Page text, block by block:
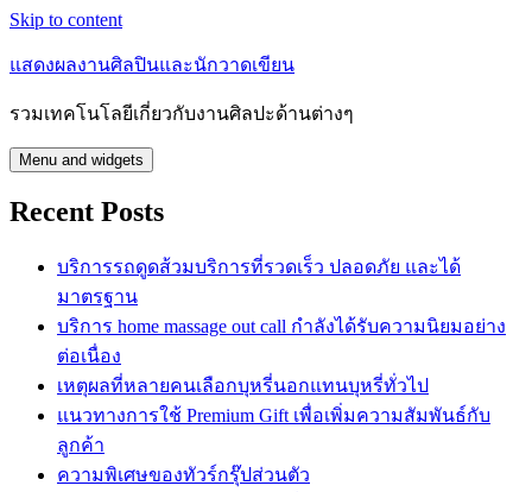
Skip to content
แสดงผลงานศิลปินและนักวาดเขียน
รวมเทคโนโลยีเกี่ยวกับงานศิลปะด้านต่างๆ
Menu and widgets
Recent Posts
บริการรถดูดส้วมบริการที่รวดเร็ว ปลอดภัย และได้
มาตรฐาน
บริการ home massage out call กำลังได้รับความนิยมอย่าง
ต่อเนื่อง
เหตุผลที่หลายคนเลือกบุหรี่นอกแทนบุหรี่ทั่วไป
แนวทางการใช้ Premium Gift เพื่อเพิ่มความสัมพันธ์กับ
ลูกค้า
ความพิเศษของทัวร์กรุ๊ปส่วนตัว